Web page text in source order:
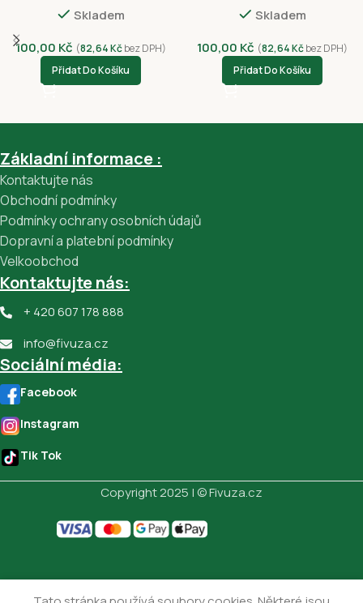
Skladem
100,00 Kč (82,64Kčbez DPH)
Přidat Do Košíku
Skladem
100,00 Kč (82,64Kčbez DPH)
Přidat Do Košíku
Základní informace :
Kontaktujte nás
Obchodní podmínky
Podmínky ochrany osobních údajů
Dopravní a platební podmínky
Velkoobchod
Kontaktujte nás:
+ 420 607 178 888
info@fivuza.cz
Sociální média:
Facebook
Instagram
Tik Tok
Copyright 2025 | © Fivuza.cz